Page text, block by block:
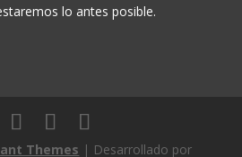
lo antes posible.
Themes | Desarrollado por